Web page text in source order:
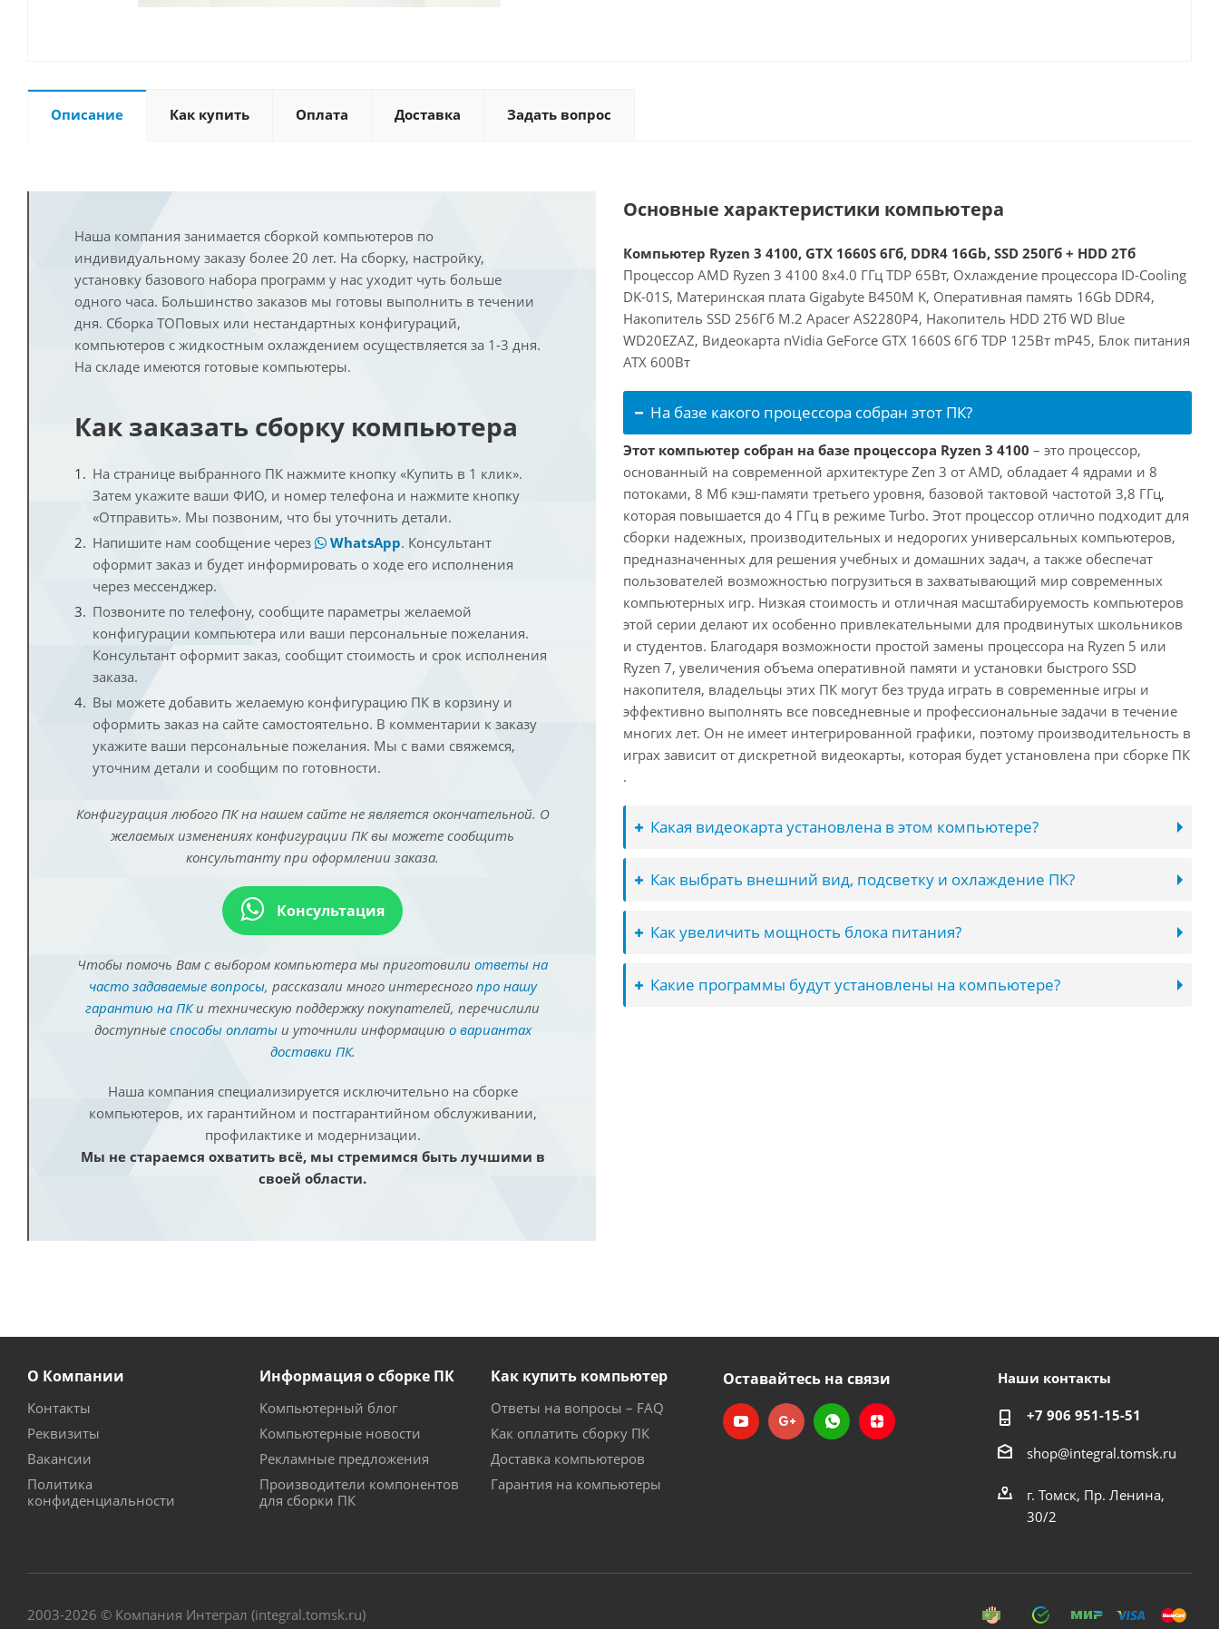
Описание Как купить Оплата Доставка Задать вопрос
Наша компания занимается сборкой компьютеров по
индивидуальному заказу более 20 лет. На сборку, настройку,
установку базового набора программ у нас уходит чуть больше
одного часа. Большинство заказов мы готовы выполнить в течении
дня. Сборка ТОПовых или нестандартных конфигураций,
компьютеров с жидкостным охлаждением осуществляется за 1-3 дня.
На складе имеются готовые компьютеры.
Как заказать сборку компьютера
На странице выбранного ПК нажмите кнопку «Купить в 1 клик».
Затем укажите ваши ФИО, и номер телефона и нажмите кнопку
«Отправить». Мы позвоним, что бы уточнить детали.
Напишите нам сообщение через
WhatsApp. Консультант
оформит заказ и будет информировать о ходе его исполнения
через мессенджер.
Позвоните по телефону, сообщите параметры желаемой
конфигурации компьютера или ваши персональные пожелания.
Консультант оформит заказ, сообщит стоимость и срок исполнения
заказа.
Вы можете добавить желаемую конфигурацию ПК в корзину и
оформить заказ на сайте самостоятельно. В комментарии к заказу
укажите ваши персональные пожелания. Мы с вами свяжемся,
уточним детали и сообщим по готовности.
Конфигурация любого ПК на нашем сайте не является окончательной. О
желаемых изменениях конфигурации ПК вы можете сообщить
консультанту при оформлении заказа.
Консультация
Чтобы помочь Вам с выбором компьютера мы приготовили ответы на
часто задаваемые вопросы, рассказали много интересного про нашу
гарантию на ПКи техническую поддержку покупателей, перечислили
доступные способы оплатыи уточнили информацию о вариантах
доставки ПК.
Наша компания специализируется исключительно на сборке
компьютеров, их гарантийном и постгарантийном обслуживании,
профилактике и модернизации.
Мы не стараемся охватить всё, мы стремимся быть лучшими в
своей области.
Основные характеристики компьютера
Компьютер Ryzen 3 4100, GTX 1660S 6Гб, DDR4 16Gb, SSD 250Гб + HDD 2Тб
Процессор AMD Ryzen 3 4100 8x4.0 ГГц TDP 65Вт, Охлаждение процессора ID-Cooling
DK-01S, Материнская плата Gigabyte B450M K, Оперативная память 16Gb DDR4,
Накопитель SSD 256Гб M.2 Apacer AS2280P4, Накопитель HDD 2Тб WD Blue
WD20EZAZ, Видеокарта nVidia GeForce GTX 1660S 6Гб TDP 125Вт mP45, Блок питания
ATX 600Вт
На базе какого процессора собран этот ПК?
Этот компьютер собран на базе процессора Ryzen 3 4100 – это процессор,
основанный на современной архитектуре Zen 3 от AMD, обладает 4 ядрами и 8
потоками, 8 Мб кэш-памяти третьего уровня, базовой тактовой частотой 3,8 ГГц,
которая повышается до 4 ГГц в режиме Turbo. Этот процессор отлично подходит для
сборки надежных, производительных и недорогих универсальных компьютеров,
предназначенных для решения учебных и домашних задач, а также обеспечат
пользователей возможностью погрузиться в захватывающий мир современных
компьютерных игр. Низкая стоимость и отличная масштабируемость компьютеров
этой серии делают их особенно привлекательными для продвинутых школьников
и студентов. Благодаря возможности простой замены процессора на Ryzen 5 или
Ryzen 7, увеличения объема оперативной памяти и установки быстрого SSD
накопителя, владельцы этих ПК могут без труда играть в современные игры и
эффективно выполнять все повседневные и профессиональные задачи в течение
многих лет. Он не имеет интегрированной графики, поэтому производительность в
играх зависит от дискретной видеокарты, которая будет установлена при сборке ПК
.
Какая видеокарта установлена в этом компьютере?
Как выбрать внешний вид, подсветку и охлаждение ПК?
Как увеличить мощность блока питания?
Какие программы будут установлены на компьютере?
О Компании
Контакты
Реквизиты
Вакансии
Политика
конфиденциальности
Информация о сборке ПК
Компьютерный блог
Компьютерные новости
Рекламные предложения
Производители компонентов
для сборки ПК
Как купить компьютер
Ответы на вопросы – FAQ
Как оплатить сборку ПК
Доставка компьютеров
Гарантия на компьютеры
Оставайтесь на связи Наши контакты
+7 906 951-15-51
shop@integral.tomsk.ru
г. Томск, Пр. Ленина,
30/2
2003-2026 © Компания Интеграл (integral.tomsk.ru)